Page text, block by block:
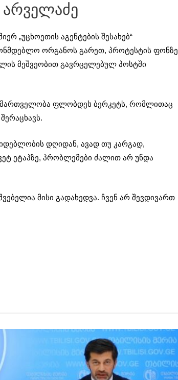
„უცხოეთის აგენტების შესახებ“
ორგანოს გარეთ, პროტესტის ფონზე
მეშვეობით გავრცელებულ პოსტში
ფლობდეს ბერკეტს, რომლითაც
დღიდან, ავად თუ კარგად,
ეტაპზე, პრობლემები ძალით არ უნდა
მისი გადახედვა. ჩვენ არ შევდივართ